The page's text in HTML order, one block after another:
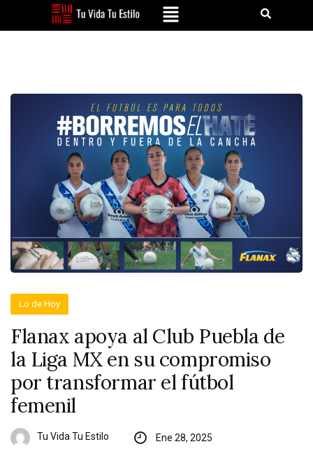
Lo de Hoy
Flanax apoya al Club Puebla de
la Liga MX en su compromiso
por transformar el fútbol
femenil
Tu Vida Tu Estilo Ene 28, 2025